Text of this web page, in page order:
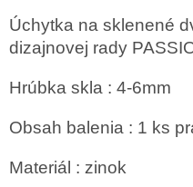
Úchytka na sklenené
dizajnovej rady
Hrúbka skla : 4-6mm
Obsah balenia : 1 ks
Materiál : zinok